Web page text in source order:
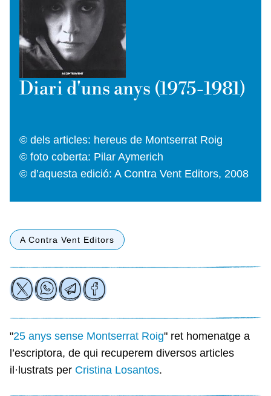
Diari d'uns anys (1975-1981)
© dels articles: hereus de Montserrat Roig
© foto coberta: Pilar Aymerich
© d’aquesta edició: A Contra Vent Editors, 2008
A Contra Vent Editors
"25 anys sense Montserrat Roig" ret homenatge a
l’escriptora, de qui recuperem diversos articles
il·lustrats per Cristina Losantos.